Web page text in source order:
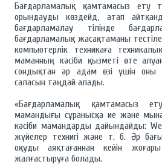
Бағдарламалық қамтамасыз ету
орындауды көздейд, атап
бағдарламалау тілінде
бағдарламалық жасақтаманы
компьютерлік техникаға
маманның кәсіби қызметі өте
сондықтан әр адам өзі үшін оны
саласын таңдай алады.
«Бағдарламалық қамтамасыз
мамандығы сұранысқа ие және
кәсіби мамандарды дайындайды:
жүйелер технигі және т. б. Әр
оқуды аяқтағаннан кейін
жалғастыруға болады.